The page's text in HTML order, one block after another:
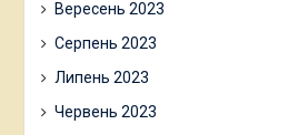
Вересень 2023
Серпень 2023
Липень 2023
Червень 2023